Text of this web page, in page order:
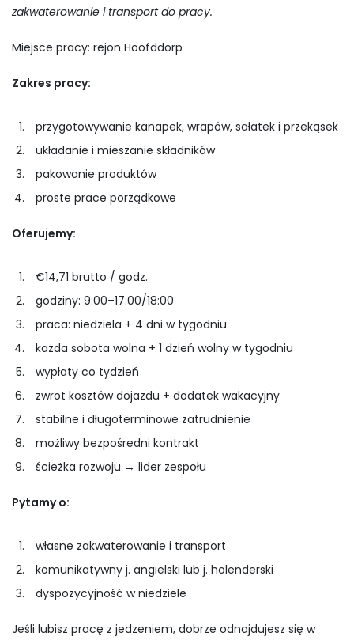
zakwaterowanie i transport do pracy.
Miejsce pracy: rejon Hoofddorp
Zakres pracy:
przygotowywanie kanapek, wrapów, sałatek i przekąsek
układanie i mieszanie składników
pakowanie produktów
proste prace porządkowe
Oferujemy:
€14,71 brutto / godz.
godziny: 9:00–17:00/18:00
praca: niedziela + 4 dni w tygodniu
każda sobota wolna + 1 dzień wolny w tygodniu
wypłaty co tydzień
zwrot kosztów dojazdu + dodatek wakacyjny
stabilne i długoterminowe zatrudnienie
możliwy bezpośredni kontrakt
ścieżka rozwoju → lider zespołu
Pytamy o:
własne zakwaterowanie i transport
komunikatywny j. angielski lub j. holenderski
dyspozycyjność w niedziele
Jeśli lubisz pracę z jedzeniem, dobrze odnajdujesz się w